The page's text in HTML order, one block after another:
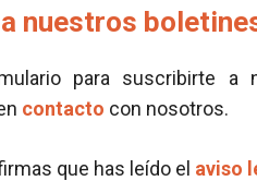
nuestros
para suscribirte a
contacto con nosotros.
que has leído el aviso